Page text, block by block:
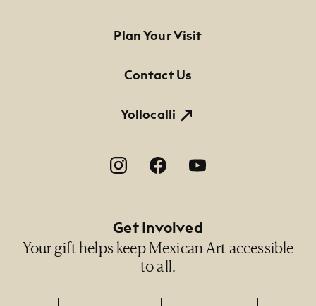
Footer Primary Navigation
Plan Your Visit
Contact Us
Yollocalli
Footer Social Navigation
Get Involved
Your gift helps keep Mexican Art accessible
to all.